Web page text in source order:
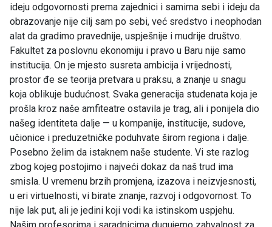
ideju odgovornosti prema zajednici i samima sebi i ideju da
obrazovanje nije cilj sam po sebi, već sredstvo i neophodan
alat da gradimo pravednije, uspješnije i mudrije društvo.
Fakultet za poslovnu ekonomiju i pravo u Baru nije samo
institucija. On je mjesto susreta ambicija i vrijednosti,
prostor đe se teorija pretvara u praksu, a znanje u snagu
koja oblikuje budućnost. Svaka generacija studenata koja je
prošla kroz naše amfiteatre ostavila je trag, ali i ponijela dio
našeg identiteta dalje — u kompanije, institucije, sudove,
učionice i preduzetničke poduhvate širom regiona i dalje.
Posebno želim da istaknem naše studente. Vi ste razlog
zbog kojeg postojimo i najveći dokaz da naš trud ima
smisla. U vremenu brzih promjena, izazova i neizvjesnosti,
u eri virtuelnosti, vi birate znanje, razvoj i odgovornost. To
nije lak put, ali je jedini koji vodi ka istinskom uspjehu.